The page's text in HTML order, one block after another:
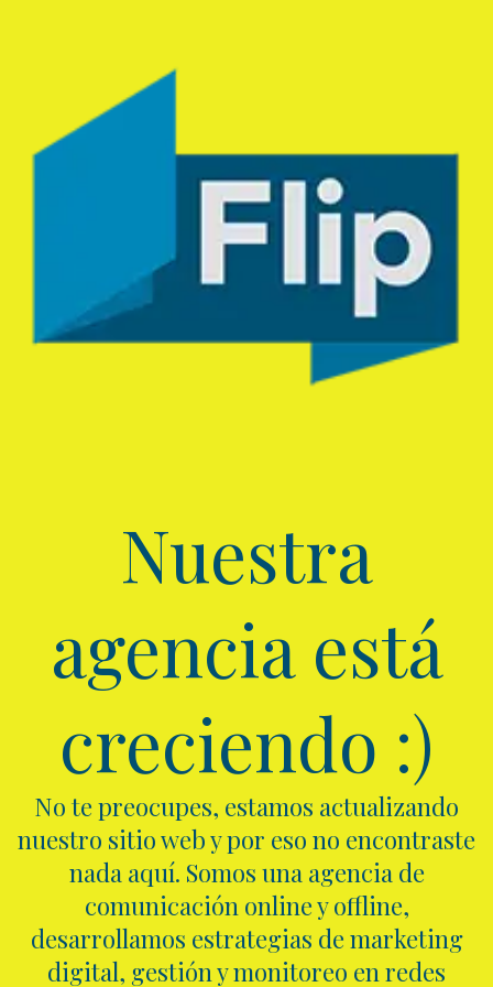
Nuestra
agencia está
creciendo :)
No te preocupes, estamos actualizando
nuestro sitio web y por eso no encontraste
nada aquí. Somos una agencia de
comunicación online y offline,
desarrollamos estrategias de marketing
digital, gestión y monitoreo en redes